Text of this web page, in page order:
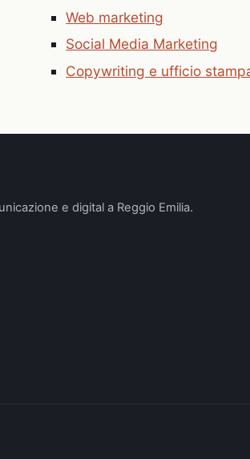
Web marketing
Social Media Marketing
Copywriting e ufficio
e digital a Reggio Emilia.